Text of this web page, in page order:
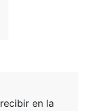
en la